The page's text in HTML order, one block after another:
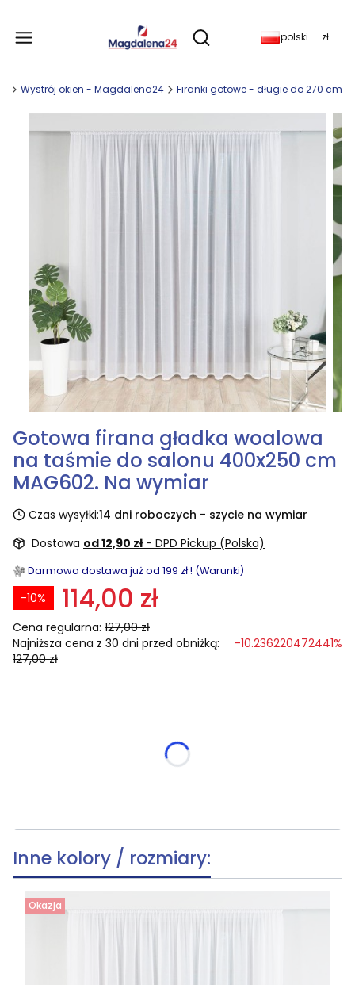
Otwórz wyszukiwarkę
Produkty w
polski zł
Wystrój okien - Magdalena24 Firanki gotowe - długie do 270 cm
Gotowa firana gładka woalowa
na taśmie do salonu 400x250 cm
MAG602. Na wymiar
Czas wysyłki:14 dni roboczych - szycie na wymiar
Dostawa od 12,90 zł - DPD Pickup (Polska)
Darmowa dostawa już od 199 zł ! (Warunki)
114,00 zł
Cena regularna: 127,00 zł
-10%
Najniższa cena z 30 dni przed obniżką:
127,00 zł
-10.236220472441%
skracania, wymiar po skróceniu [cm]
Inne kolory / rozmiary:
Okazja